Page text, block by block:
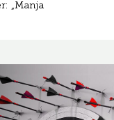
„Manja